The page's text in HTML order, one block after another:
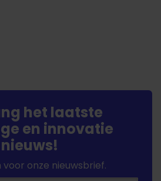
het laatste
en innovatie
nieuws!
voor onze nieuwsbrief.